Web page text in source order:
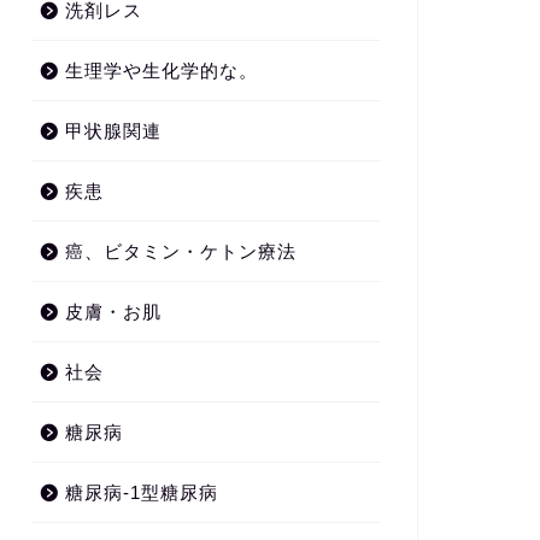
洗剤レス
生理学や生化学的な。
甲状腺関連
疾患
癌、ビタミン・ケトン療法
皮膚・お肌
社会
糖尿病
糖尿病-1型糖尿病